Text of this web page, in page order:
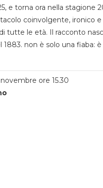
e torna ora nella stagione
coinvolgente, ironico e
tutte le età. Il racconto
1883. non è solo una fiaba:
ore 15.30